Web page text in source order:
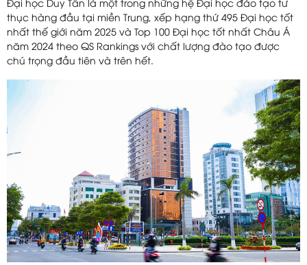
Đại học Duy Tân là một trong những hệ Đại học đào tạo tư
thục hàng đầu tại miền Trung, xếp hạng thứ 495 Đại học tốt
nhất thế giới năm 2025 và Top 100 Đại học tốt nhất Châu Á
năm 2024 theo QS Rankings với chất lượng đào tạo được
chú trọng đầu tiên và trên hết.